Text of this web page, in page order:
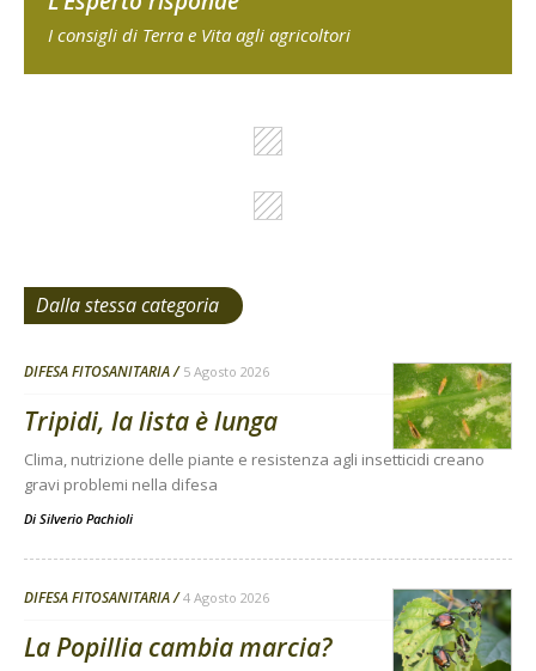
I consigli di Terra e Vita agli agricoltori
Dalla stessa categoria
DIFESA FITOSANITARIA 5 Agosto 2026
Tripidi, la lista è lunga
Clima, nutrizione delle piante e resistenza agli insetticidi creano
gravi problemi nella difesa
Di Silverio Pachioli
DIFESA FITOSANITARIA 4 Agosto 2026
La Popillia cambia marcia?